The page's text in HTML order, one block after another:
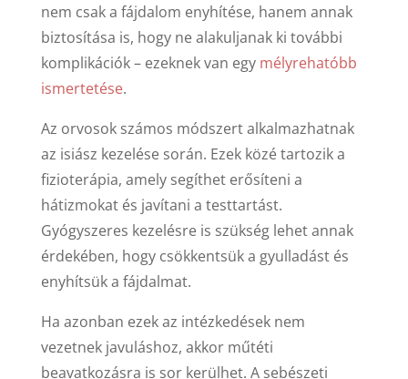
nem csak a fájdalom enyhítése, hanem annak
biztosítása is, hogy ne alakuljanak ki további
komplikációk – ezeknek van egy mélyrehatóbb
ismertetése.
Az orvosok számos módszert alkalmazhatnak
az isiász kezelése során. Ezek közé tartozik a
fizioterápia, amely segíthet erősíteni a
hátizmokat és javítani a testtartást.
Gyógyszeres kezelésre is szükség lehet annak
érdekében, hogy csökkentsük a gyulladást és
enyhítsük a fájdalmat.
Ha azonban ezek az intézkedések nem
vezetnek javuláshoz, akkor műtéti
beavatkozásra is sor kerülhet. A sebészeti